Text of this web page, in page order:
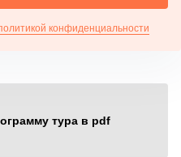
конфиденциальности
тура в pdf